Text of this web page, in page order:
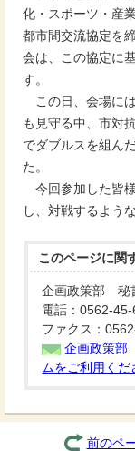
化・スポーツ・産
都市間交流協定を
会は、この協定に
す。
この日、会場に
も見守る中、市対
でダブルスを組ん
た。
今回参加した皆
し、対戦するよう
このページに関
企画政策部 秘
電話：0562-45-
ファクス：
企画政策部
ムをご利用くだ
前のペ